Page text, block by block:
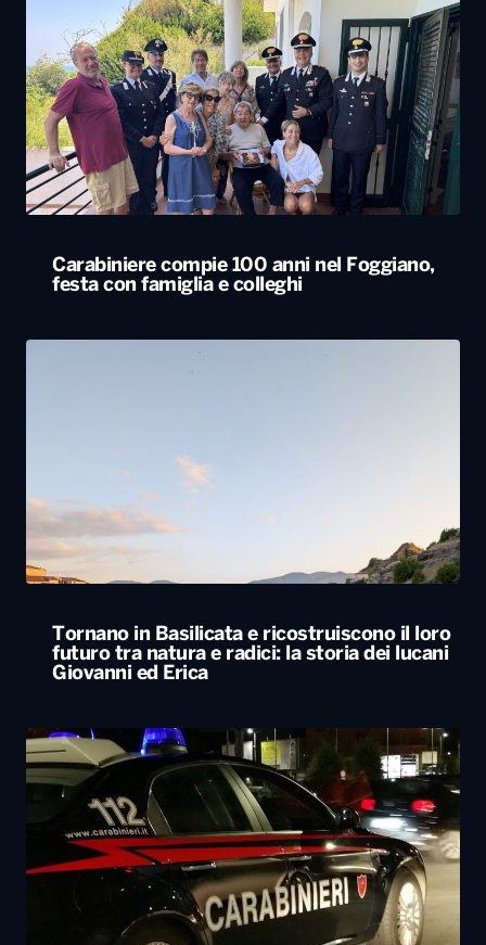
Carabiniere compie 100 anni nel Foggiano,
festa con famiglia e colleghi
Tornano in Basilicata e ricostruiscono il loro
futuro tra natura e radici: la storia dei lucani
Giovanni ed Erica